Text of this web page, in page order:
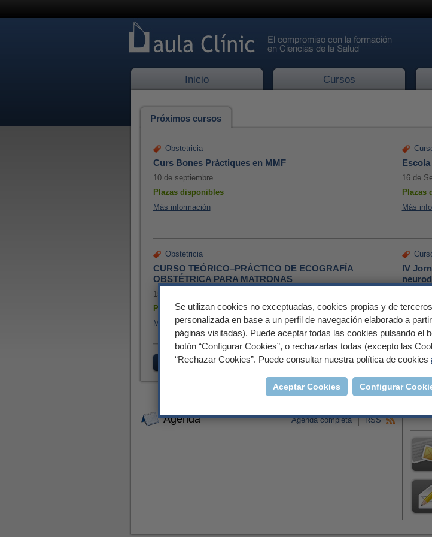
Se utilizan cookies no exceptuadas, cookies propias y de
personalizada en base a un perfil de navegación elaborado a
páginas visitadas). Puede aceptar todas las cookies pulsando el
botón “Configurar Cookies”, o rechazarlas todas (excepto las
“Rechazar Cookies”. Puede consultar nuestra política de cookies
Aceptar Cookies Configurar
Inicio Cursos
Próximos cursos
Obstetricia
Curs Bones Pràctiques en MMF
10 de septiembre
Plazas disponibles
Más información
16 de
Plazas
Más
Obstetricia
CURSO TEÓRICO–PRÁCTICO DE ECOGRAFÍA
OBSTÉTRICA PARA MATRONAS
15, 18 y 19 de septiembre
Plazas disponibles
Más información
IV
Más
Cursos de medicina Cursos de enfermería y otros Cursos de
Agenda RSS
Agenda completa